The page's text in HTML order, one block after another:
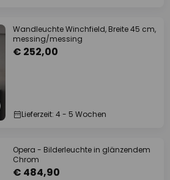
Wandleuchte Winchfield, Breite 45 cm,
messing/messing
€ 252,00
Lieferzeit: 4 - 5 Wochen
Opera - Bilderleuchte in glänzendem
Chrom
€ 484,90